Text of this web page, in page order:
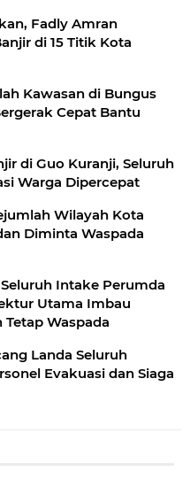
Fadly Amran
di 15 Titik Kota
Kawasan di Bungus
Cepat Bantu
di Guo Kuranji, Seluruh
Warga Dipercepat
Wilayah Kota
Diminta Waspada
Intake Perumda
Utama Imbau
Waspada
Landa Seluruh
Evakuasi dan Siaga